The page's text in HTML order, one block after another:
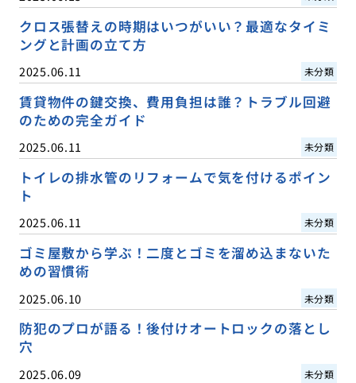
クロス張替えの時期はいつがいい？最適なタイミ
ングと計画の立て方
2025.06.11 未分類
賃貸物件の鍵交換、費用負担は誰？トラブル回避
のための完全ガイド
2025.06.11 未分類
トイレの排水管のリフォームで気を付けるポイン
ト
2025.06.11 未分類
ゴミ屋敷から学ぶ！二度とゴミを溜め込まないた
めの習慣術
2025.06.10 未分類
防犯のプロが語る！後付けオートロックの落とし
穴
2025.06.09 未分類